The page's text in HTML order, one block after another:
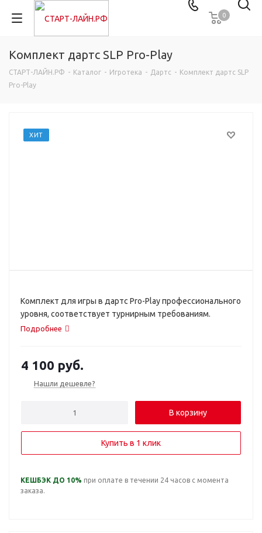
0
Комплект дартс SLP Pro-Play
СТАРТ-ЛАЙН.РФ - Каталог - Игротека - Дартс - Комплект дартс SLP
Pro-Play
ХИТ
Комплект для игры в дартс Pro-Play профессионального
уровня, соответствует турнирным требованиям.
Подробнее
4 100 руб.
Нашли дешевле?
В корзину
Купить в 1 клик
КЕШБЭК ДО 10% при оплате в течении 24 часов с момента
заказа.